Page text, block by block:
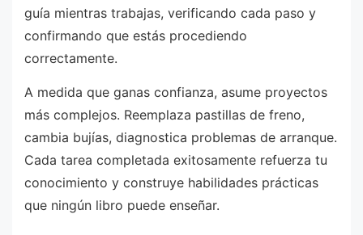
guía mientras trabajas, verificando cada paso y
confirmando que estás procediendo
correctamente.
A medida que ganas confianza, asume proyectos
más complejos. Reemplaza pastillas de freno,
cambia bujías, diagnostica problemas de arranque.
Cada tarea completada exitosamente refuerza tu
conocimiento y construye habilidades prácticas
que ningún libro puede enseñar.